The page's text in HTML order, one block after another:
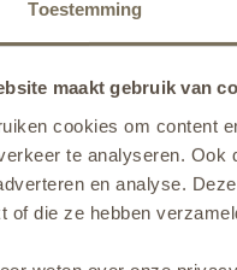
Toestemming
maakt gebruik van
cookies om content
te analyseren. Ook
en analyse.
of die ze hebben